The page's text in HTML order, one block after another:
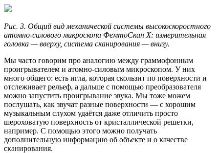
Рис. 3. Общий вид механической системы высокоскоростного
атомно-силового микроскопа ФемтоСкан Х: измерительная
головка — вверху, система сканирования — внизу.
Мы часто говорим про аналогию между граммофонным
проигрывателем и атомно-силовым микроскопом. У них
много общего: есть игла, которая скользит по поверхности и
отслеживает рельеф, а дальше с помощью преобразователя
можно запустить проигрывание звука. Мы тоже можем
послушать, как звучат разные поверхности — с хорошим
музыкальным слухом удаётся даже отличить просто
шероховатую поверхность от кристаллической решетки,
например. С помощью этого можно получать
дополнительную информацию об объекте и о качестве
сканирования.